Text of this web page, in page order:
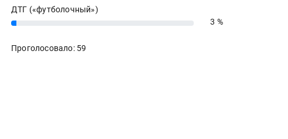
ДТГ («футболочный»)
3% 3 %
Проголосовало: 59